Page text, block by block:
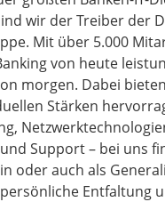
wir der Treiber der
Mit über 5.000
von heute
morgen. Dabei
Stärken
Support – bei uns
oder auch als
Entfaltung